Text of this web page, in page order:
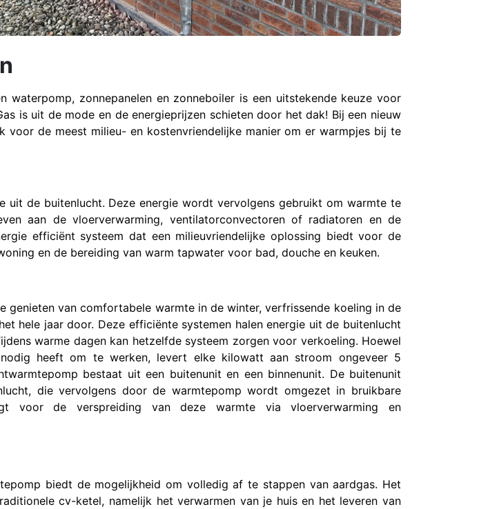
waterpomp, zonnepanelen en zonneboiler is een uitstekende keuze voor
is uit de mode en de energieprijzen schieten door het dak! Bij een nieuw
voor de meest milieu- en kostenvriendelijke manier om er warmpjes bij te
uit de buitenlucht. Deze energie wordt vervolgens gebruikt om warmte te
aan de vloerverwarming, ventilatorconvectoren of radiatoren en de
efficiënt systeem dat een milieuvriendelijke oplossing biedt voor de
en de bereiding van warm tapwater voor bad, douche en keuken.
genieten van comfortabele warmte in de winter, verfrissende koeling in de
hele jaar door. Deze efficiënte systemen halen energie uit de buitenlucht
warme dagen kan hetzelfde systeem zorgen voor verkoeling. Hoewel
heeft om te werken, levert elke kilowatt aan stroom ongeveer 5
bestaat uit een buitenunit en een binnenunit. De buitenunit
die vervolgens door de warmtepomp wordt omgezet in bruikbare
voor de verspreiding van deze warmte via vloerverwarming en
biedt de mogelijkheid om volledig af te stappen van aardgas. Het
cv-ketel, namelijk het verwarmen van je huis en het leveren van